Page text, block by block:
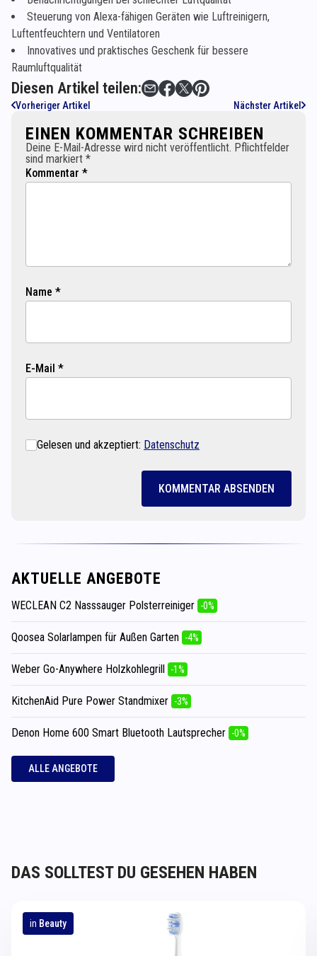
Steuerung von Alexa-fähigen Geräten wie Luftreinigern,
Luftentfeuchtern und Ventilatoren
Innovatives und praktisches Geschenk für bessere
Raumluftqualität
Diesen Artikel teilen:
Vorheriger Artikel Nächster Artikel
EINEN KOMMENTAR SCHREIBEN
Deine E-Mail-Adresse wird nicht veröffentlicht. Pflichtfelder
sind markiert *
Kommentar *
Name *
E-Mail *
Gelesen und akzeptiert: Datenschutz
KOMMENTAR ABSENDEN
AKTUELLE ANGEBOTE
WECLEAN C2 Nasssauger Polsterreiniger -0%
Qoosea Solarlampen für Außen Garten -4%
Weber Go-Anywhere Holzkohlegrill -1%
KitchenAid Pure Power Standmixer -3%
Denon Home 600 Smart Bluetooth Lautsprecher -0%
ALLE ANGEBOTE
DAS SOLLTEST DU GESEHEN HABEN
in Beauty